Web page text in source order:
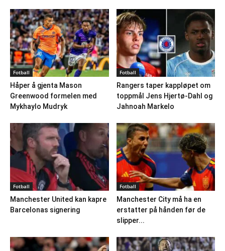
Fotball
Håper å gjenta Mason
Greenwood formelen med
Mykhaylo Mudryk
Fotball
Rangers taper kappløpet om
toppmål Jens Hjertø-Dahl og
Jahnoah Markelo
Fotball
Manchester United kan kapre
Barcelonas signering
Fotball
Manchester City må ha en
erstatter på hånden før de
slipper...